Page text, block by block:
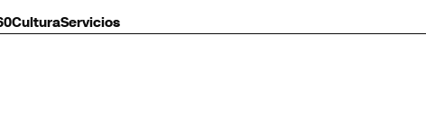
CulturaServicios